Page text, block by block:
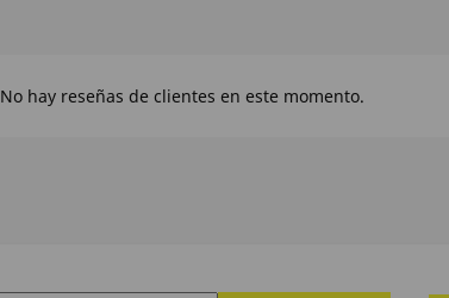
No hay reseñas de clientes en este momento.